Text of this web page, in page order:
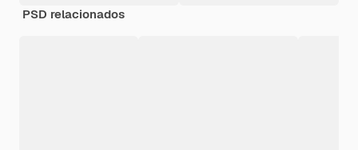
PSD relacionados